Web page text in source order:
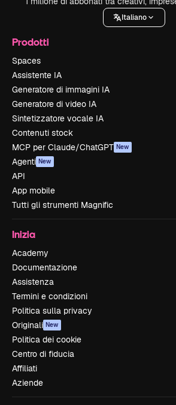
Italiano
Prodotti
Spaces
Assistente IA
Generatore di immagini IA
Generatore di video IA
Sintetizzatore vocale IA
Contenuti stock
MCP per Claude/ChatGPT New
Agenti New
API
App mobile
Tutti gli strumenti Magnific
Inizia
Academy
Documentazione
Assistenza
Termini e condizioni
Politica sulla privacy
Originali New
Politica dei cookie
Centro di fiducia
Affiliati
Aziende